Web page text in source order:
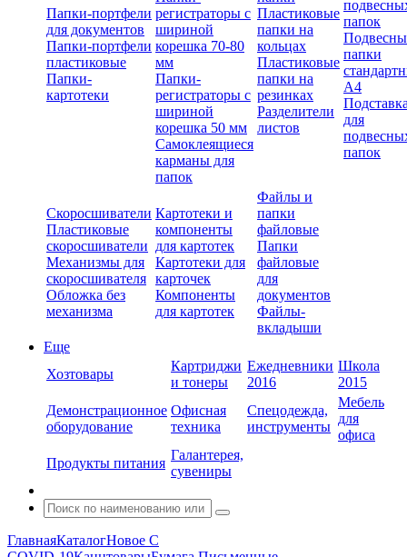
Папки-портфели
для документов
Папки-портфели
пластиковые
Папки-
картотеки
регистраторы с
шириной
корешка 70-80
мм
Папки-
регистраторы с
шириной
корешка 50 мм
Самоклеящиеся
карманы для
папок
Пластиковые
папки на
кольцах
Пластиковые
папки на
резинках
Разделители
листов
папок
папки
А4
для
папок
Скоросшиватели
Пластиковые
скоросшиватели
Механизмы для
скоросшивателя
Обложка без
механизма
Картотеки и
компоненты
для картотек
Картотеки для
карточек
Компоненты
для картотек
Файлы и
папки
файловые
Папки
файловые
для
документов
Файлы-
вкладыши
Еще
Хозтовары
Картриджи
и тонеры
Ежедневники
2016
Школа
2015
Демонстрационное
оборудование
Офисная
техника
Спецодежда,
инструменты
Мебель
для
офиса
Продукты питания
Галантерея,
сувениры
ГлавнаяКаталогНовое С